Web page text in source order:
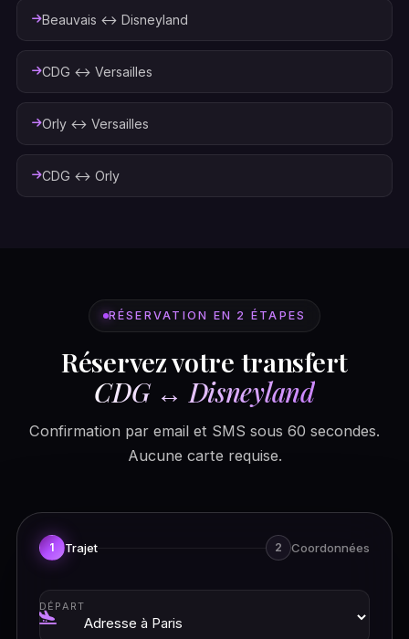
Beauvais ↔ Disneyland
CDG ↔ Versailles
Orly ↔ Versailles
CDG ↔ Orly
RÉSERVATION EN 2 ÉTAPES
Réservez votre transfert
CDG ↔ Disneyland
Confirmation par email et SMS sous 60 secondes.
Aucune carte requise.
1 Trajet 2 Coordonnées
DÉPART